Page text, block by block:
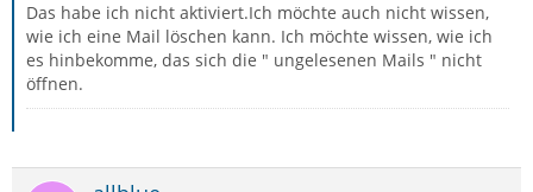
Das habe ich nicht aktiviert.Ich möchte auch nicht wissen,
wie ich eine Mail löschen kann. Ich möchte wissen, wie ich
es hinbekomme, das sich die " ungelesenen Mails " nicht
öffnen.